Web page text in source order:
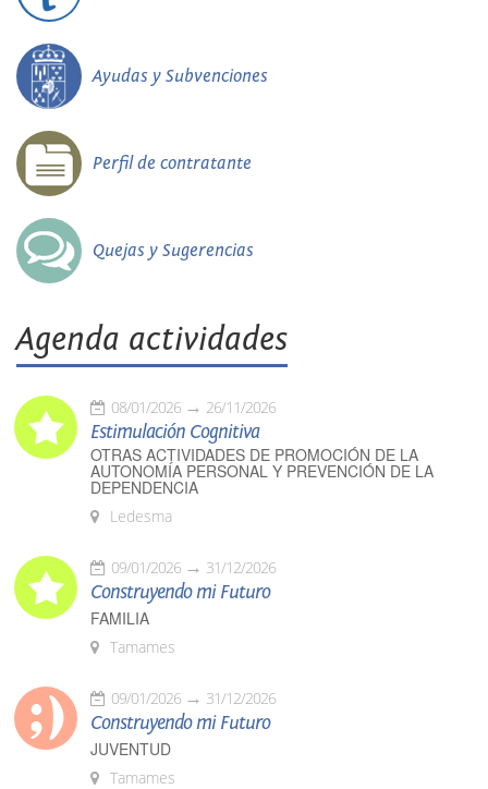
Ayudas y Subvenciones
Perfil de contratante
Quejas y Sugerencias
Agenda actividades
08/01/2026 26/11/2026
Estimulación Cognitiva
OTRAS ACTIVIDADES DE PROMOCIÓN DE LA
AUTONOMÍA PERSONAL Y PREVENCIÓN DE LA
DEPENDENCIA
Ledesma
09/01/2026 31/12/2026
Construyendo mi Futuro
FAMILIA
Tamames
09/01/2026 31/12/2026
Construyendo mi Futuro
JUVENTUD
Tamames